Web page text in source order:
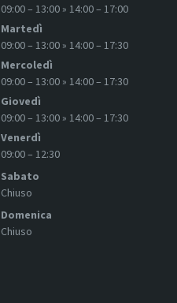
09:00 – 13:00 » 14:00 – 17:00
Martedì
09:00 – 13:00 » 14:00 – 17:30
Mercoledì
09:00 – 13:00 » 14:00 – 17:30
Giovedì
09:00 – 13:00 » 14:00 – 17:30
Venerdì
09:00 – 12:30
Sabato
Chiuso
Domenica
Chiuso